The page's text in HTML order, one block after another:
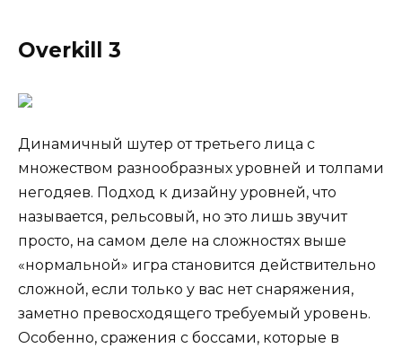
Overkill 3
Динамичный шутер от третьего лица с
множеством разнообразных уровней и толпами
негодяев. Подход к дизайну уровней, что
называется, рельсовый, но это лишь звучит
просто, на самом деле на сложностях выше
«нормальной» игра становится действительно
сложной, если только у вас нет снаряжения,
заметно превосходящего требуемый уровень.
Особенно, сражения с боссами, которые в